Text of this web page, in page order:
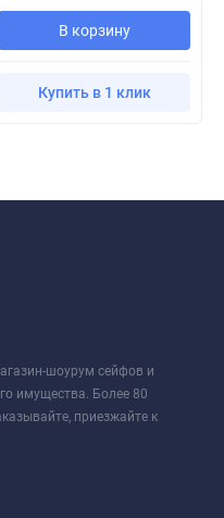
В корзину
Купить в 1 клик
шоурум сейфов и
имущества. Более 80
приезжайте к